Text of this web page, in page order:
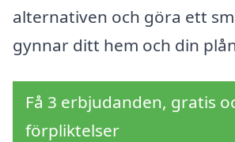
alternativen och göra ett
gynnar ditt hem och din
Få 3 erbjudanden, gratis
förpliktelser